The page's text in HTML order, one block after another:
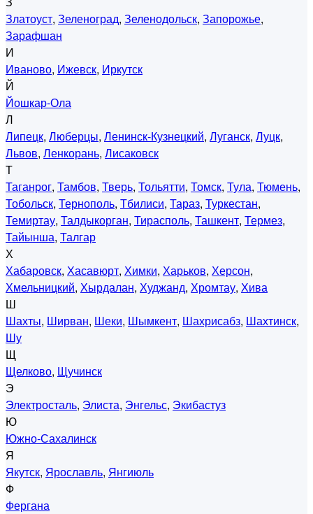
Златоуст, Зеленоград, Зеленодольск, Запорожье,
Зарафшан
И
Иваново, Ижевск, Иркутск
Й
Йошкар-Ола
Л
Липецк, Люберцы, Ленинск-Кузнецкий, Луганск, Луцк,
Львов, Ленкорань, Лисаковск
Т
Таганрог, Тамбов, Тверь, Тольятти, Томск, Тула, Тюмень,
Тобольск, Тернополь, Тбилиси, Тараз, Туркестан,
Темиртау, Талдыкорган, Тирасполь, Ташкент, Термез,
Тайынша, Талгар
Х
Хабаровск, Хасавюрт, Химки, Харьков, Херсон,
Хмельницкий, Хырдалан, Худжанд, Хромтау, Хива
Ш
Шахты, Ширван, Шеки, Шымкент, Шахрисабз, Шахтинск,
Шу
Щ
Щелково, Щучинск
Э
Электросталь, Элиста, Энгельс, Экибастуз
Ю
Южно-Сахалинск
Я
Якутск, Ярославль, Янгиюль
Ф
Фергана